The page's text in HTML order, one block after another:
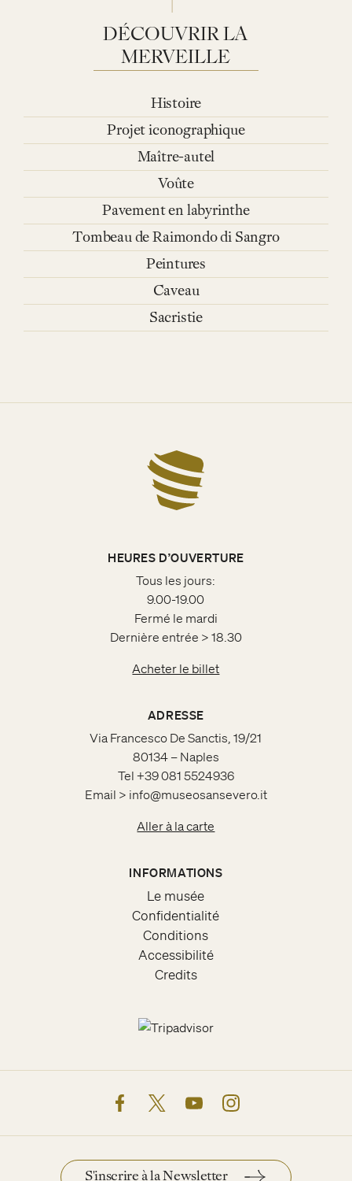
DÉCOUVRIR LA
MERVEILLE
Histoire
Projet iconographique
Maître-autel
Voûte
Pavement en labyrinthe
Tombeau de Raimondo di Sangro
Peintures
Caveau
Sacristie
S'inscrire à la Newsletter
HEURES D’OUVERTURE
Tous les jours:
9.00-19.00
Fermé le mardi
Dernière entrée > 18.30
Acheter le billet
ADRESSE
Via Francesco De Sanctis, 19/21
80134 – Naples
Tel +39 081 5524936
Email > info@museosansevero.it
Aller à la carte
INFORMATIONS
Le musée
Confidentialité
Conditions
Accessibilité
Credits